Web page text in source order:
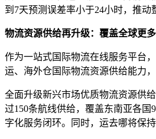
到7天预测误差率小于24小时，推动
物流资源供给再升级：覆盖全球更
作为一站式国际物流在线服务平台
运、海外仓国际物流资源供给能力
全面升级新兴市场优质物流资源供
过150条航线供给，覆盖东南亚各
字化服务闭环。同时，运去哪将保